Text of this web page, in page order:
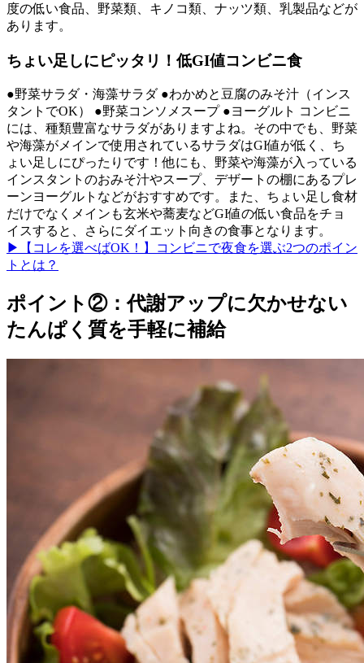
度の低い食品、野菜類、キノコ類、ナッツ類、乳製品などが
あります。
ちょい足しにピッタリ！低GI値コンビニ食
●野菜サラダ・海藻サラダ ●わかめと豆腐のみそ汁（インス
タントでOK） ●野菜コンソメスープ ●ヨーグルト コンビニ
には、種類豊富なサラダがありますよね。その中でも、野菜
や海藻がメインで使用されているサラダはGI値が低く、ち
ょい足しにぴったりです！他にも、野菜や海藻が入っている
インスタントのおみそ汁やスープ、デザートの棚にあるプレ
ーンヨーグルトなどがおすすめです。また、ちょい足し食材
だけでなくメインも玄米や蕎麦などGI値の低い食品をチョ
イスすると、さらにダイエット向きの食事となります。
▶【コレを選べばOK！】コンビニで夜食を選ぶ2つのポイン
トとは？
ポイント②：代謝アップに欠かせない
たんぱく質を手軽に補給